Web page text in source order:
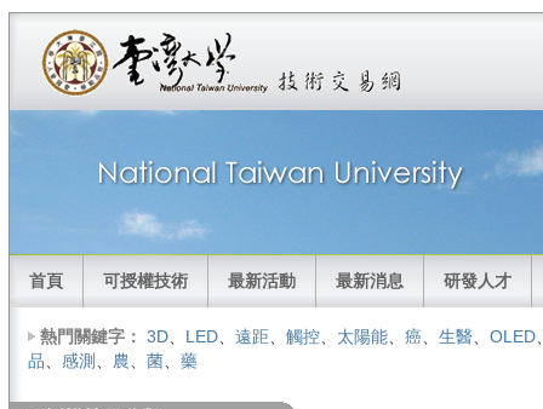
首頁 可授權技術 最新活動 最新消息 研發人才
熱門關鍵字： 3D、 LED、 遠距、 觸控、 太陽能、 癌、 生醫、 OLED
品、 感測 、 農、 菌、 藥